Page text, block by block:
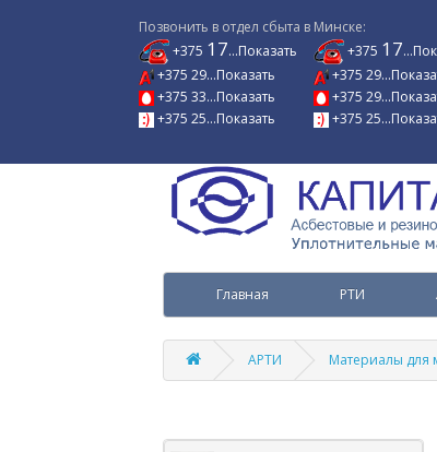
Позвонить в отдел сбыта в Минске:
+375 17...Показать
+375 29...Показать
+375 33...Показать
+375 25...Показать
+375 17
+375
+375
+375
Главная РТИ
АРТИ Материалы для